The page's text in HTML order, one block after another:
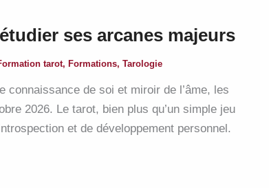
ses arcanes majeurs
tarot,Formations,Tarologie
connaissance de soi et miroir de l’âme, les
2026. Le tarot, bien plus qu’un simple jeu
et de développement personnel.